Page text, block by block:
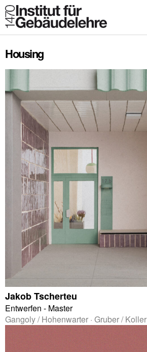
Housing
Jakob Tscherteu
Entwerfen - Master
Gangoly / Hohenwarter · Gruber / Koller